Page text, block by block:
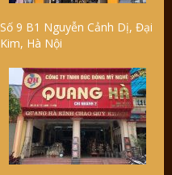
Số 9 B1 Nguyễn Cảnh Dị, Đại
Kim, Hà Nội